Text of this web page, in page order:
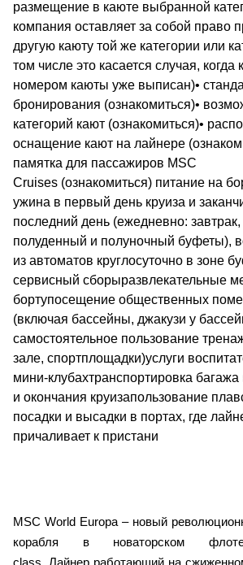
MSC World Europa – новый
корабля в новаторском
class. Лайнер работающий на
размещение в каюте выбранной
компания оставляет за собой право
другую каюту той же категории или
том числе это касается случая, когда
номером каюты уже выписан)•
бронирования (ознакомиться)•
категорий кают (ознакомиться)•
оснащение кают на лайнере
памятка для пассажиров MSC
Cruises (ознакомиться) питание на
ужина в первый день круиза и
последний день (ежедневно:
полуденный и полуночный буфеты),
из автоматов круглосуточно в зоне
сервисный сборыразвлекательные
бортупосещение общественных
(включая бассейны, джакузи у
самостоятельное пользование
зале, спортплощадки)услуги
мини-клубахтранспортировка багажа
и окончания круизапользование
посадки и высадки в портах, где
причаливает к пристани